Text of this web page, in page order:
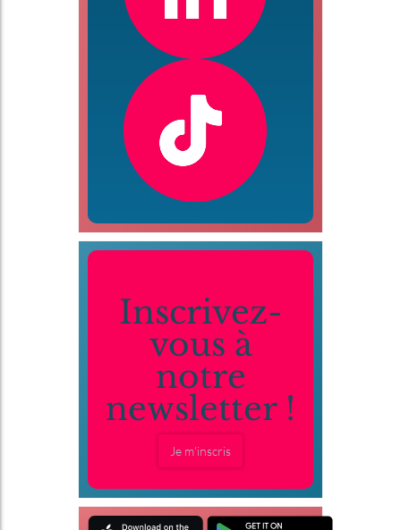
Inscrivez-
vous à
notre
newsletter !
Je m'inscris